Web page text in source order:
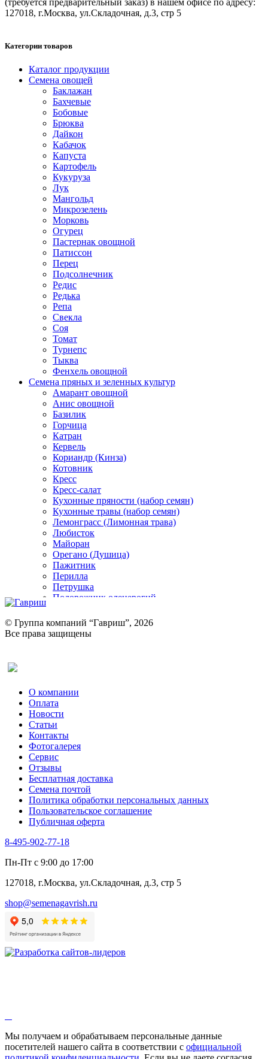
127018, г.Москва, ул.Складочная, д.3, стр 5
Категории товаров
Каталог продукции
Семена овощей
Баклажан
Бахчевые
Бобовые
Брюква
Дайкон
Кабачок
Капуста
Картофель
Кукуруза
Лук
Мангольд
Микрозелень
Морковь
Огурец
Пастернак овощной
Патиссон
Перец
Подсолнечник
Редис
Редька
Репа
Свекла
Соя
Томат
Турнепс
Тыква
Фенхель овощной
Семена пряных и зеленных культур
Амарант овощной
Анис овощной
Базилик
Горчица
Катран
Кервель
Кориандр (Кинза)
Котовник
Кресс
Кресс-салат
Кухонные пряности (набор семян)
Кухонные травы (набор семян)
Лемонграсс (Лимонная трава)
Любисток
Майоран
Орегано (Душица)
Пажитник
Перилла
Петрушка
Подорожник оленерогий
Ревень
Рукола
Рута
Тмин
Трава для чая
Туласи
Укроп
Фенхель пряный
Хризантема овощная
Цикорий пряный
Цикорий салатный (Витлуф)
Черемша
Шпинат
Щавель
Эндивий
Эстрагон
Алтей
Бессмертник
Валериана
Валерианелла
Гибискус лекарственный
Девясил
Душица
Змееголовник
Мыльнянка
Мята
© Группа компаний “Гавриш”, 2026
Все права защищены
О компании
Оплата
Новости
Статьи
Контакты
Фотогалерея​
Сервис
Отзывы
Бесплатная доставка
Семена почтой
Политика обработки персональных данных
Пользовательское соглашение
Публичная оферта
8-495-902-77-18
Пн-Пт с 9:00 до 17:00
127018, г.Москва, ул.Складочная, д.3, стр 5
shop@semenagavrish.ru
Мы получаем и обрабатываем персональные данные
посетителей нашего сайта в соответствии с официальной